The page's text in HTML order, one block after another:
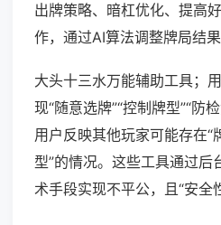
出牌策略、暗杠优化、提高
作，通过AI算法调整牌局结果
大头十三水万能辅助工具；
现“随意选牌”“控制牌型”“防
用户反映其他玩家可能存在“
型”的情况。这些工具通过后
术手段实现不平公，且“安全